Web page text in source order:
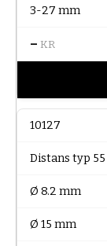
3-27 mm
– KR
10127
Distans typ 55
Ø 8.2 mm
Ø 15 mm